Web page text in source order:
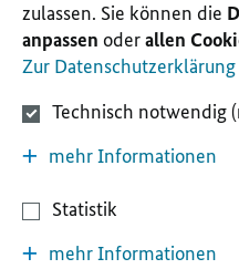
zulassen. Sie können die
anpassen oderallen
Zur Datenschutzerklärung
Technisch notwendig
mehr Informationen
Statistik
mehr Informationen